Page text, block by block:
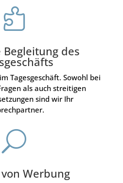

des
Tagesgeschäft. Sowohl bei
als auch streitigen
sind wir Ihr
U
Werbung